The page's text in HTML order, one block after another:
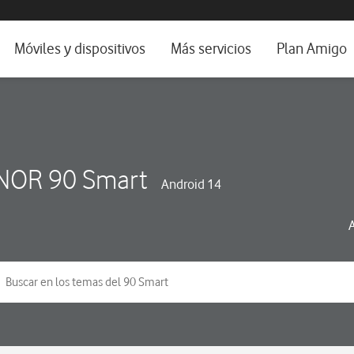
e idioma
Móviles y dispositivos Más servicios Plan Amigo
90 Smart Android 14